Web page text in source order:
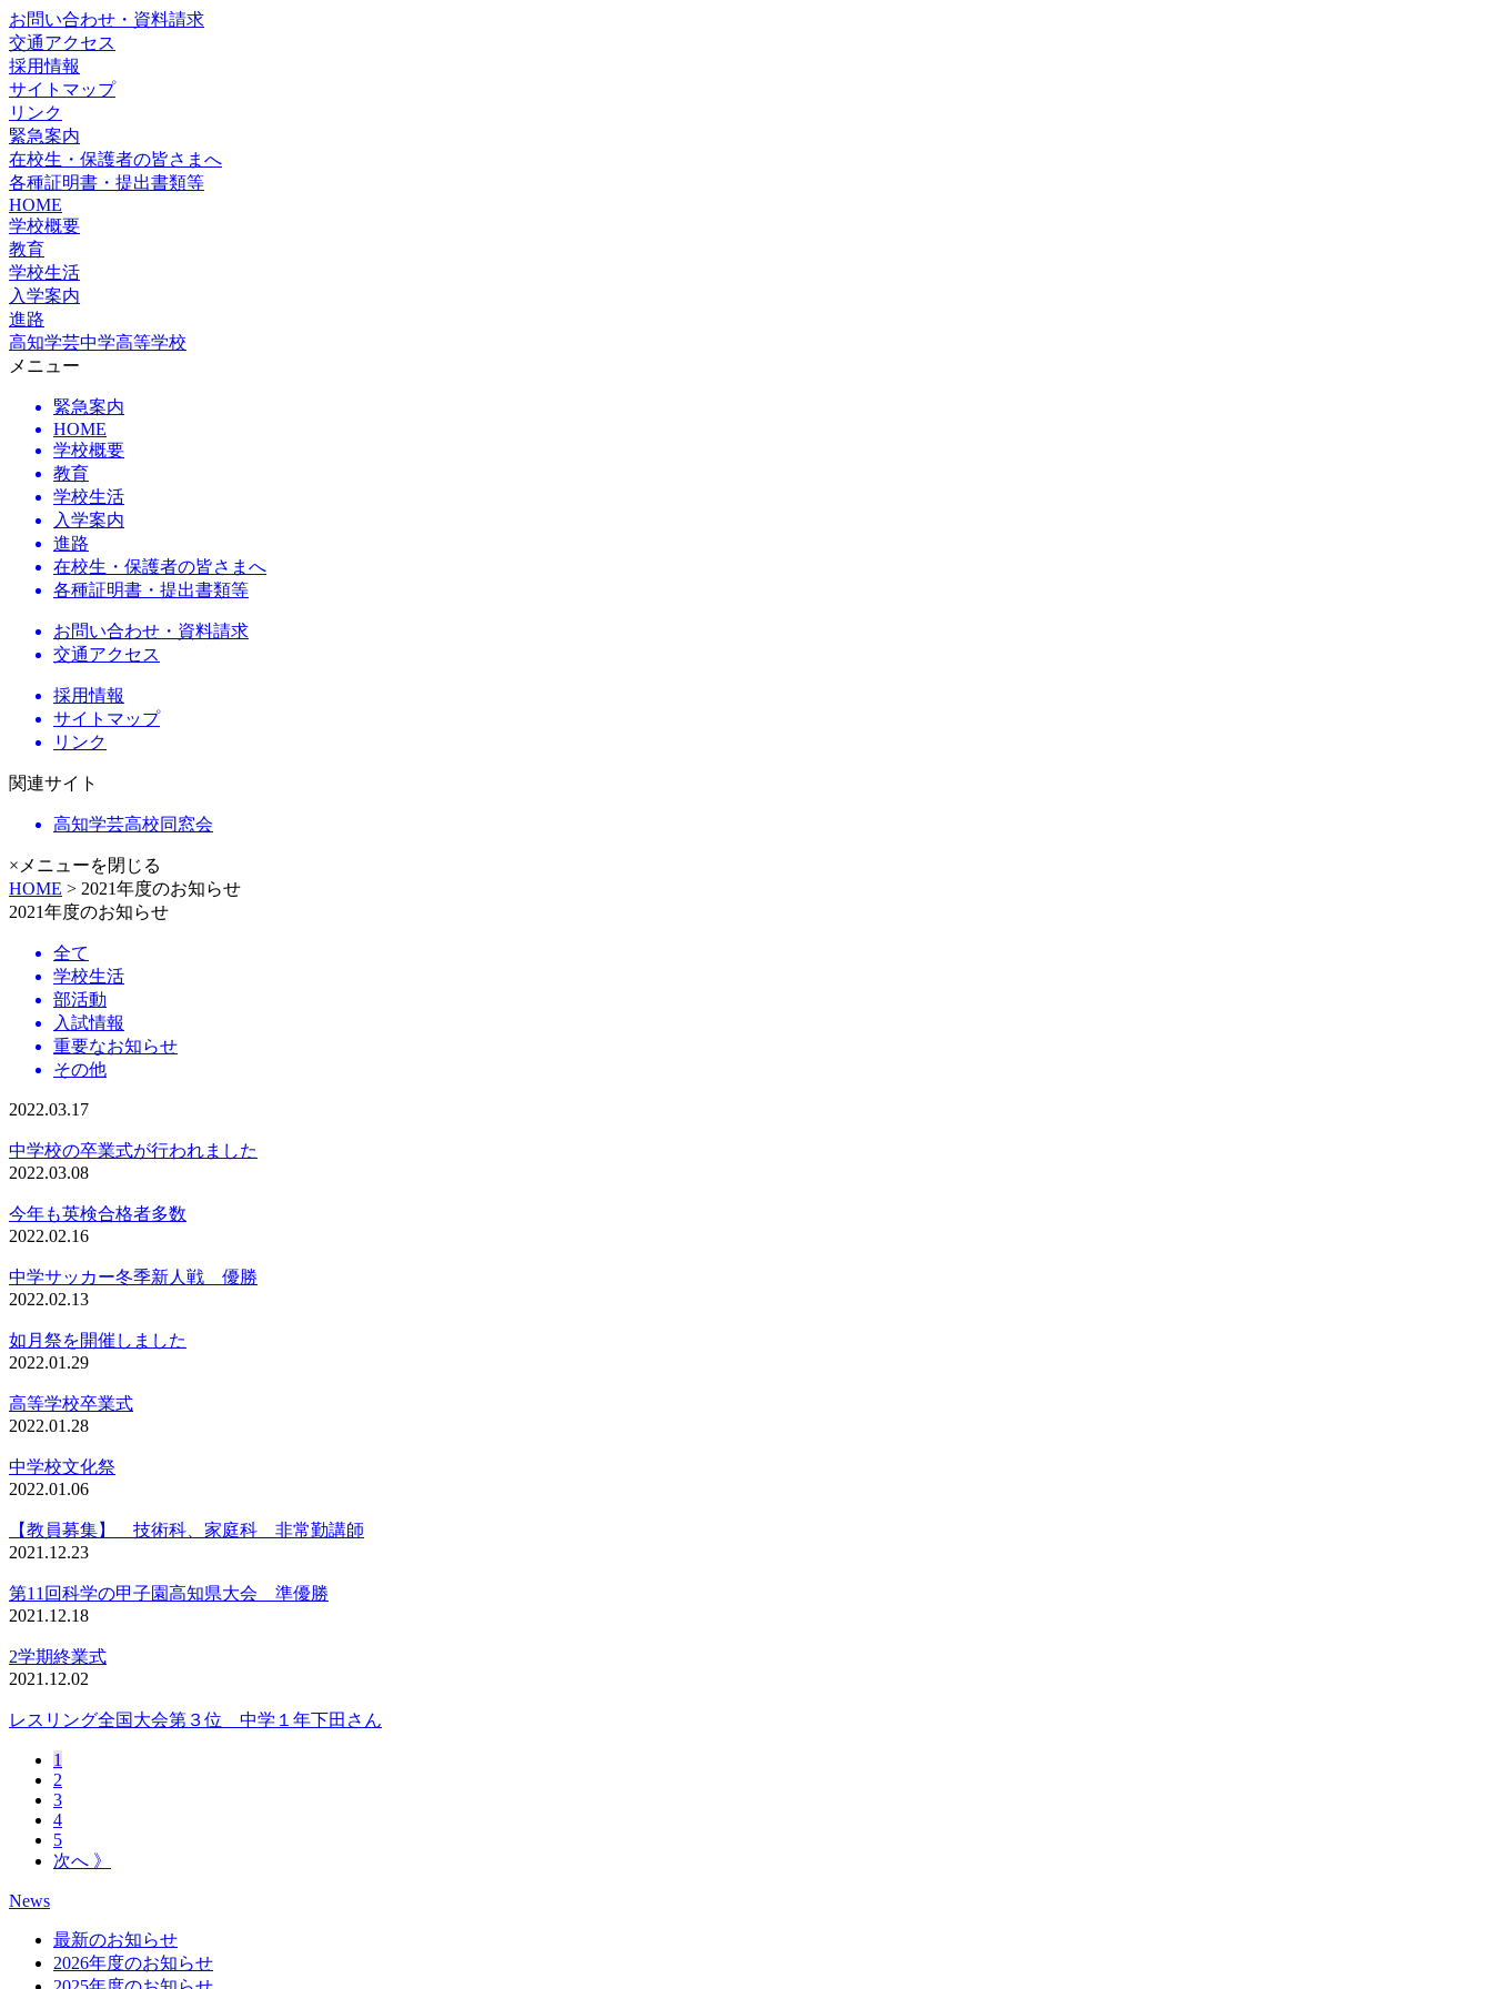
お問い合わせ・資料請求
交通アクセス
採用情報
サイトマップ
リンク
緊急案内
在校生・保護者の皆さまへ
各種証明書・提出書類等
HOME
学校概要
教育
学校生活
入学案内
進路
高知学芸中学高等学校
メニュー
緊急案内
HOME
学校概要
教育
学校生活
入学案内
進路
在校生・保護者の皆さまへ
各種証明書・提出書類等
お問い合わせ・資料請求
交通アクセス
採用情報
サイトマップ
リンク
関連サイト
高知学芸高校同窓会
×メニューを閉じる
HOME > 2021年度のお知らせ
2021年度のお知らせ
全て
学校生活
部活動
入試情報
重要なお知らせ
その他
2022.03.17
中学校の卒業式が行われました
2022.03.08
今年も英検合格者多数
2022.02.16
中学サッカー冬季新人戦 優勝
2022.02.13
如月祭を開催しました
2022.01.29
高等学校卒業式
2022.01.28
中学校文化祭
2022.01.06
【教員募集】 技術科、家庭科 非常勤講師
2021.12.23
第11回科学の甲子園高知県大会 準優勝
2021.12.18
2学期終業式
2021.12.02
レスリング全国大会第３位 中学１年下田さん
1
2
3
4
5
次へ 》
News
最新のお知らせ
2026年度のお知らせ